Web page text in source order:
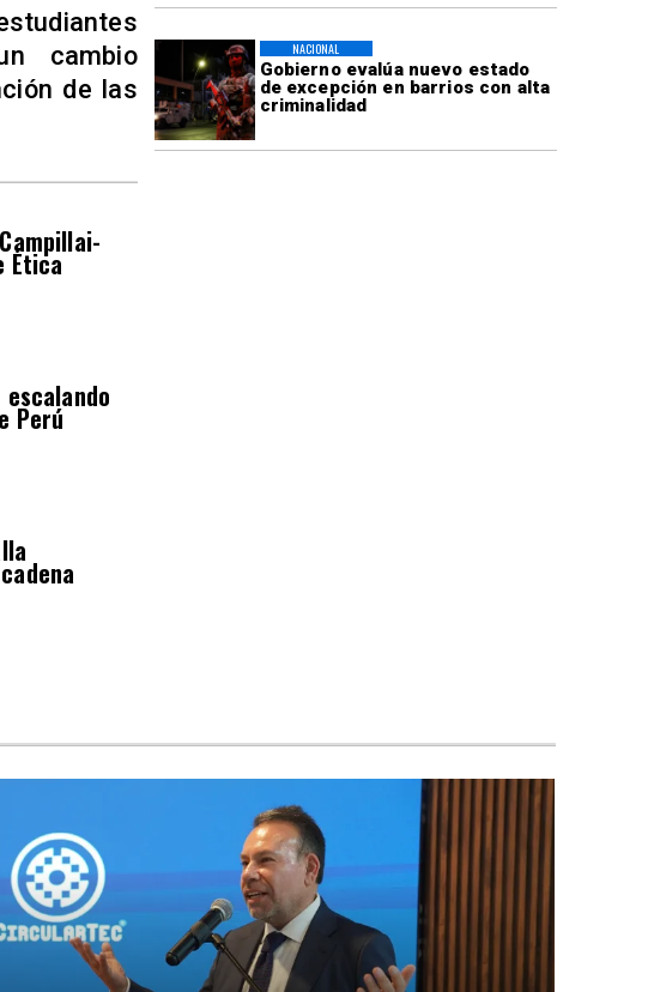
Gobierno evalúa nuevo estado
de excepción en barrios con alta
criminalidad
NACIONAL
Ética
Perú
cambio
de las